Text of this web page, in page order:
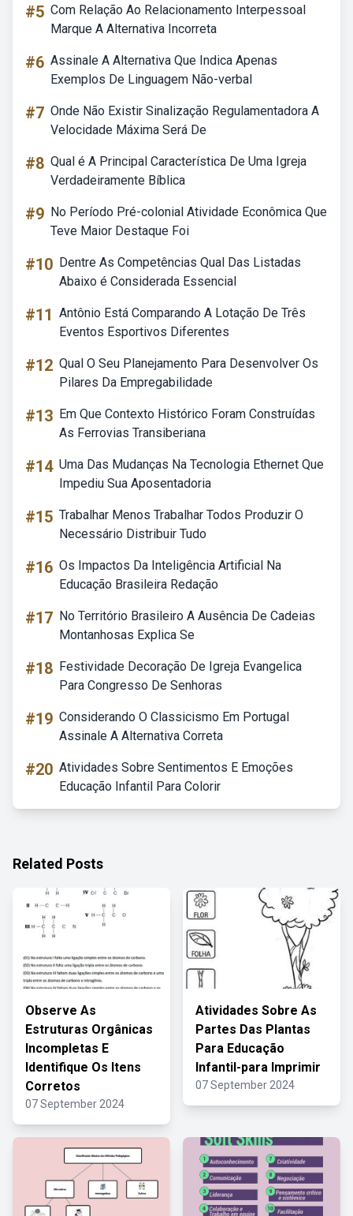
#5 Com Relação Ao Relacionamento Interpessoal
Marque A Alternativa Incorreta
#6 Assinale A Alternativa Que Indica Apenas
Exemplos De Linguagem Não-verbal
#7 Onde Não Existir Sinalização Regulamentadora A
Velocidade Máxima Será De
#8 Qual é A Principal Característica De Uma Igreja
Verdadeiramente Bíblica
#9 No Período Pré-colonial Atividade Econômica Que
Teve Maior Destaque Foi
#10 Dentre As Competências Qual Das Listadas
Abaixo é Considerada Essencial
#11 Antônio Está Comparando A Lotação De Três
Eventos Esportivos Diferentes
#12 Qual O Seu Planejamento Para Desenvolver Os
Pilares Da Empregabilidade
#13 Em Que Contexto Histórico Foram Construídas
As Ferrovias Transiberiana
#14 Uma Das Mudanças Na Tecnologia Ethernet Que
Impediu Sua Aposentadoria
#15 Trabalhar Menos Trabalhar Todos Produzir O
Necessário Distribuir Tudo
#16 Os Impactos Da Inteligência Artificial Na
Educação Brasileira Redação
#17 No Território Brasileiro A Ausência De Cadeias
Montanhosas Explica Se
#18 Festividade Decoração De Igreja Evangelica
Para Congresso De Senhoras
#19 Considerando O Classicismo Em Portugal
Assinale A Alternativa Correta
#20 Atividades Sobre Sentimentos E Emoções
Educação Infantil Para Colorir
Related Posts
Observe As
Estruturas Orgânicas
Incompletas E
Identifique Os Itens
Corretos
07 September 2024
Atividades Sobre As
Partes Das Plantas
Para Educação
Infantil-para Imprimir
07 September 2024